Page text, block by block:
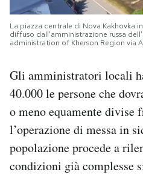
La piazza centrale di Nova Kakhovka
diffuso dall’amministrazione russa
administration of Kherson Region via
Gli amministratori locali
40.000 le persone che
o meno equamente divise
l’operazione di messa in
popolazione procede a
condizioni già complesse